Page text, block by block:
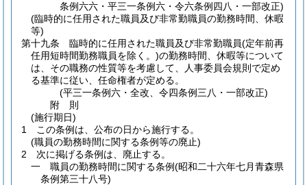
条例六六・平三一条例六・令六条例四八・一部改正)
(臨時的に任用された職員及び非常勤職員の勤務時間、休暇
等)
第十九条
臨時的に任用された職員及び非常勤職員(定年前再
任用短時間勤務職員を除く。)の勤務時間、休暇等について
は、その職務の性質等を考慮して、人事委員会規則で定め
る基準に従い、任命権者が定める。
(平三一条例六・全改、令四条例三八・一部改正)
附 則
(施行期日)
1
この条例は、公布の日から施行する。
(職員の勤務時間に関する条例等の廃止)
2
次に掲げる条例は、廃止する。
一
職員の勤務時間に関する条例(昭和二十六年七月青森県
条例第三十八号)